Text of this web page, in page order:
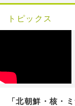
トピックス
「北朝鮮・核・